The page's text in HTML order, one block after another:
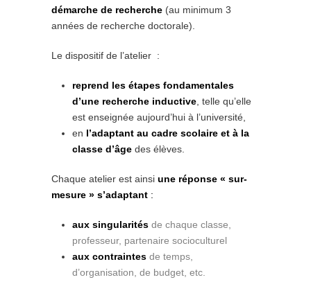
démarche de recherche (au minimum 3
années de recherche doctorale).
Le dispositif de l’atelier :
reprend les étapes fondamentales
d’une recherche inductive , telle qu’elle
est enseignée aujourd’hui à l’université,
en l’adaptant au cadre scolaire et à la
classe d’âge des élèves.
Chaque atelier est ainsi une réponse « sur-
mesure » s’adaptant :
aux singularités de chaque classe,
professeur, partenaire socioculturel
aux contraintes de temps,
d’organisation, de budget , etc.